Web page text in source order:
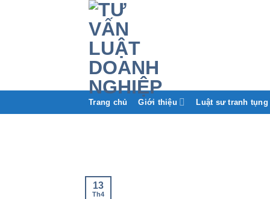
Trang chủ Giới thiệu Luật sư tranh tụng
13
Th4